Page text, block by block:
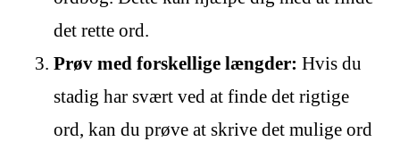
det rette ord.
Prøv med forskellige længder: Hvis du
stadig har svært ved at finde det rigtige
ord, kan du prøve at skrive det mulige ord